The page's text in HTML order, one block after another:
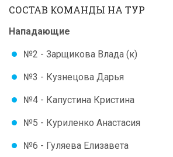
СОСТАВ КОМАНДЫ НА ТУР
Нападающие
№2 - Зарщикова Влада (к)
№3 - Кузнецова Дарья
№4 - Капустина Кристина
№5 - Куриленко Анастасия
№6 - Гуляева Елизавета